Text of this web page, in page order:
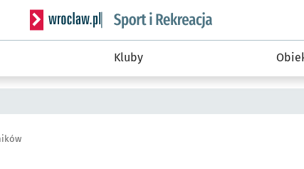
Serwis informacyjny wroclaw.pl podserwis: Sport i
Kluby